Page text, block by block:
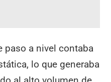
paso a nivel contaba
lo que generaba